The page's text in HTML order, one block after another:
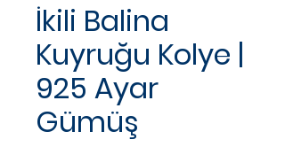
İkili Balina
Kuyruğu Kolye |
925 Ayar
Gümüş